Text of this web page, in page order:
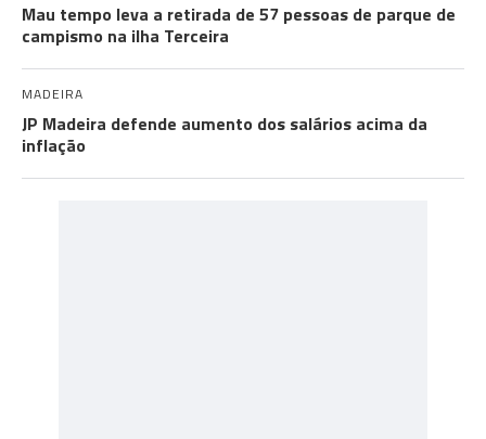
Mau tempo leva a retirada de 57 pessoas de parque de
campismo na ilha Terceira
MADEIRA
JP Madeira defende aumento dos salários acima da
inflação